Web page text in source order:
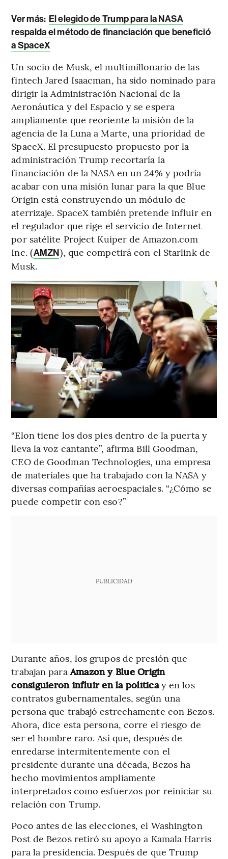
Ver más: El elegido de Trump para la NASA
respalda el método de financiación que benefició
a SpaceX
Un socio de Musk, el multimillonario de las
fintech Jared Isaacman, ha sido nominado para
dirigir la Administración Nacional de la
Aeronáutica y del Espacio y se espera
ampliamente que reoriente la misión de la
agencia de la Luna a Marte, una prioridad de
SpaceX. El presupuesto propuesto por la
administración Trump recortaría la
financiación de la NASA en un 24% y podría
acabar con una misión lunar para la que Blue
Origin está construyendo un módulo de
aterrizaje. SpaceX también pretende influir en
el regulador que rige el servicio de Internet
por satélite Project Kuiper de Amazon.com
Inc. (AMZN), que competirá con el Starlink de
Musk.
“Elon tiene los dos pies dentro de la puerta y
lleva la voz cantante”, afirma Bill Goodman,
CEO de Goodman Technologies, una empresa
de materiales que ha trabajado con la NASA y
diversas compañías aeroespaciales. “¿Cómo se
puede competir con eso?”
PUBLICIDAD
Durante años, los grupos de presión que
trabajan paraAmazon y Blue Origin
consiguieron influir en la políticay en los
contratos gubernamentales, según una
persona que trabajó estrechamente con Bezos.
Ahora, dice esta persona, corre el riesgo de
ser el hombre raro. Así que, después de
enredarse intermitentemente con el
presidente durante una década, Bezos ha
hecho movimientos ampliamente
interpretados como esfuerzos por reiniciar su
relación con Trump.
Poco antes de las elecciones, el Washington
Post de Bezos retiró su apoyo a Kamala Harris
para la presidencia. Después de que Trump